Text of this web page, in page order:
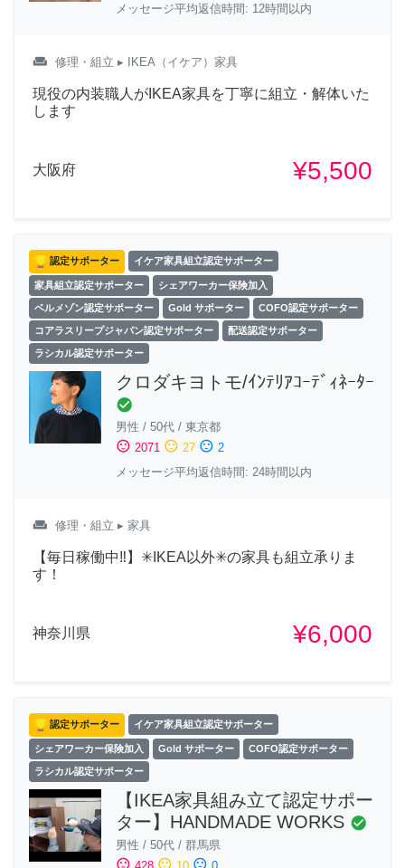
メッセージ平均返信時間: 12時間以内
weekend 修理・組立 ▸ IKEA（イケア）家具
現役の内装職人がIKEA家具を丁寧に組立・解体いた
します
大阪府 ¥5,500
認定サポーター イケア家具組立認定サポーター
家具組立認定サポーター シェアワーカー保険加入
ベルメゾン認定サポーター Gold サポーター COFO認定サポーター
コアラスリープジャパン認定サポーター 配送認定サポーター
ラシカル認定サポーター
クロダキヨトモ/ｲﾝﾃﾘｱｺｰﾃﾞｨﾈｰﾀｰ
check_circle
男性 / 50代 / 東京都
sentiment_satisfied 2071 sentiment_neutral 27 sentiment_dissatisfied 2
メッセージ平均返信時間: 24時間以内
weekend 修理・組立 ▸ 家具
【毎日稼働中‼︎】✳︎IKEA以外✳︎の家具も組立承りま
す！
神奈川県 ¥6,000
認定サポーター イケア家具組立認定サポーター
シェアワーカー保険加入 Gold サポーター COFO認定サポーター
ラシカル認定サポーター
【IKEA家具組み立て認定サポー
ター】HANDMADE WORKS check_circle
男性 / 50代 / 群馬県
sentiment_satisfied sentiment_neutral sentiment_dissatisfied